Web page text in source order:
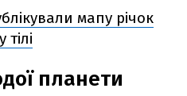
мапу річок
планети